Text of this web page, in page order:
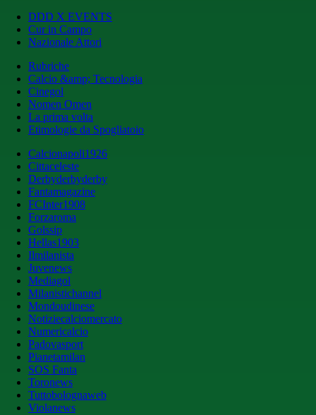
DDD X EVENTS
Cur in Campo
Nazionale Attori
Rubriche
Calcio &amp; Tecnologia
Cinegol
Nomen Omen
La prima volta
Etimologie da Spogliatoio
Calcionapoli1926
Cittaceleste
Derbyderbyderby
Fantamagazine
FCInter1908
Forzaroma
Golssip
Hellas1903
Ilmilanista
Juvenews
Mediagol
Milanistichannel
Mondoudinese
Notiziecalciomercato
Numericalcio
Padovasport
Pianetamilan
SOS Fanta
Toronews
Tuttobolognaweb
Violanews